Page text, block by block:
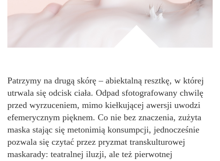
Patrzymy na drugą skórę – abiektalną resztkę, w której
utrwala się odcisk ciała. Odpad sfotografowany chwilę
przed wyrzuceniem, mimo kiełkującej awersji uwodzi
efemerycznym pięknem. Co nie bez znaczenia, zużyta
maska stając się metonimią konsumpcji, jednocześnie
pozwala się czytać przez pryzmat transkulturowej
maskarady: teatralnej iluzji, ale też pierwotnej